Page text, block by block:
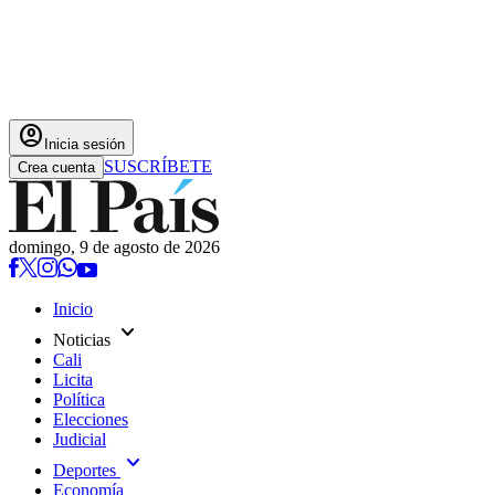
account_circle Inicia sesión
Crea cuenta SUSCRÍBETE
domingo, 9 de agosto de 2026
Inicio
Noticias expand_more
Cali
Licita
Política
Elecciones
Judicial
Deportes expand_more
Economía